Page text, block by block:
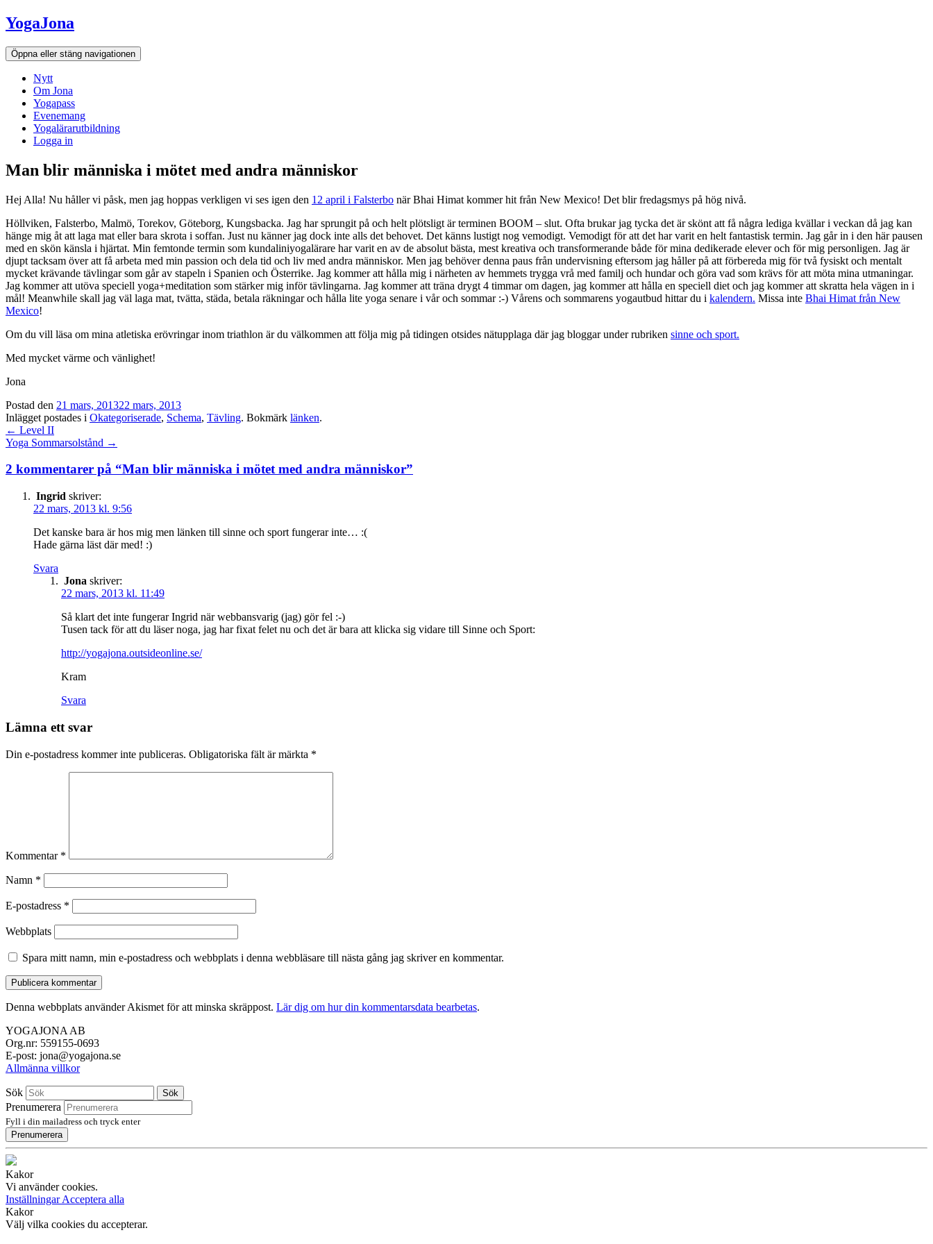
Hoppa
till
innehållet
YogaJona
Öppna eller stäng navigationen
Nytt
Om Jona
Yogapass
Evenemang
Yogalärarutbildning
Logga in
Man blir människa i mötet med andra människor
Hej Alla! Nu håller vi påsk, men jag hoppas verkligen vi ses igen den 12 april i Falsterbo när Bhai Himat kommer hit från New Mexico! Det blir fredagsmys på hög nivå.
Höllviken, Falsterbo, Malmö, Torekov, Göteborg, Kungsbacka. Jag har sprungit på och helt plötsligt är terminen BOOM – slut. Ofta brukar jag tycka det är skönt att få några lediga kvällar i veckan då jag kan
hänge mig åt att laga mat eller bara skrota i soffan. Just nu känner jag dock inte alls det behovet. Det känns lustigt nog vemodigt. Vemodigt för att det har varit en helt fantastisk termin. Jag går in i den här pausen
med en skön känsla i hjärtat. Min femtonde termin som kundaliniyogalärare har varit en av de absolut bästa, mest kreativa och transformerande både för mina dedikerade elever och för mig personligen. Jag är
djupt tacksam över att få arbeta med min passion och dela tid och liv med andra människor. Men jag behöver denna paus från undervisning eftersom jag håller på att förbereda mig för två fysiskt och mentalt
mycket krävande tävlingar som går av stapeln i Spanien och Österrike. Jag kommer att hålla mig i närheten av hemmets trygga vrå med familj och hundar och göra vad som krävs för att möta mina utmaningar.
Jag kommer att utöva speciell yoga+meditation som stärker mig inför tävlingarna. Jag kommer att träna drygt 4 timmar om dagen, jag kommer att hålla en speciell diet och jag kommer att skratta hela vägen in i
mål! Meanwhile skall jag väl laga mat, tvätta, städa, betala räkningar och hålla lite yoga senare i vår och sommar :-) Vårens och sommarens yogautbud hittar du i kalendern. Missa inte Bhai Himat från New
Mexico!
Om du vill läsa om mina atletiska erövringar inom triathlon är du välkommen att följa mig på tidingen otsides nätupplaga där jag bloggar under rubriken sinne och sport.
Med mycket värme och vänlighet!
Jona
Postad den 21 mars, 201322 mars, 2013
Inlägget postades i Okategoriserade, Schema, Tävling. Bokmärk länken.
Inläggsnavigation
← Level II
Yoga Sommarsolstånd →
2 kommentarer på “Man blir människa i mötet med andra människor”
Ingrid skriver:
22 mars, 2013 kl. 9:56
Det kanske bara är hos mig men länken till sinne och sport fungerar inte… :(
Hade gärna läst där med! :)
Svara
Jona skriver:
22 mars, 2013 kl. 11:49
Så klart det inte fungerar Ingrid när webbansvarig (jag) gör fel :-)
Tusen tack för att du läser noga, jag har fixat felet nu och det är bara att klicka sig vidare till Sinne och Sport:
http://yogajona.outsideonline.se/
Kram
Svara
Lämna ett svar
Din e-postadress kommer inte publiceras. Obligatoriska fält är märkta *
Kommentar *
Namn *
E-postadress *
Webbplats
Spara mitt namn, min e-postadress och webbplats i denna webbläsare till nästa gång jag skriver en kommentar.
Denna webbplats använder Akismet för att minska skräppost. Lär dig om hur din kommentarsdata bearbetas.
YOGAJONA AB
Org.nr: 559155-0693
E-post: jona@yogajona.se
Allmänna villkor
Sök Sök
Prenumerera
Fyll i din mailadress och tryck enter
Prenumerera
Kakor
Vi använder cookies.
InställningarAcceptera alla
Kakor
Välj vilka cookies du accepterar.